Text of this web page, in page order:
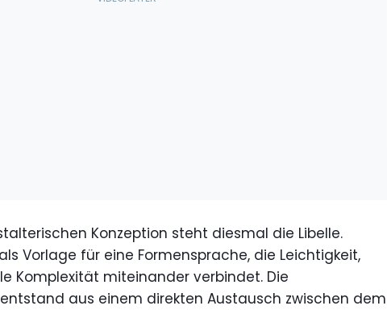
Konzeption steht diesmal die Libelle.
Vorlage für eine Formensprache, die Leichtigkeit,
Komplexität miteinander verbindet. Die
aus einem direkten Austausch zwischen dem